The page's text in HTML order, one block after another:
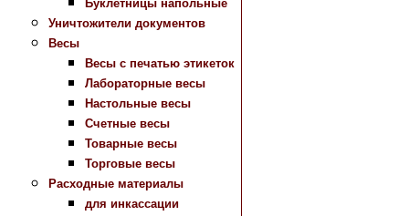
Буклетницы напольные
Уничтожители документов
Весы
Весы с печатью этикеток
Лабораторные весы
Настольные весы
Счетные весы
Товарные весы
Торговые весы
Расходные материалы
для инкассации